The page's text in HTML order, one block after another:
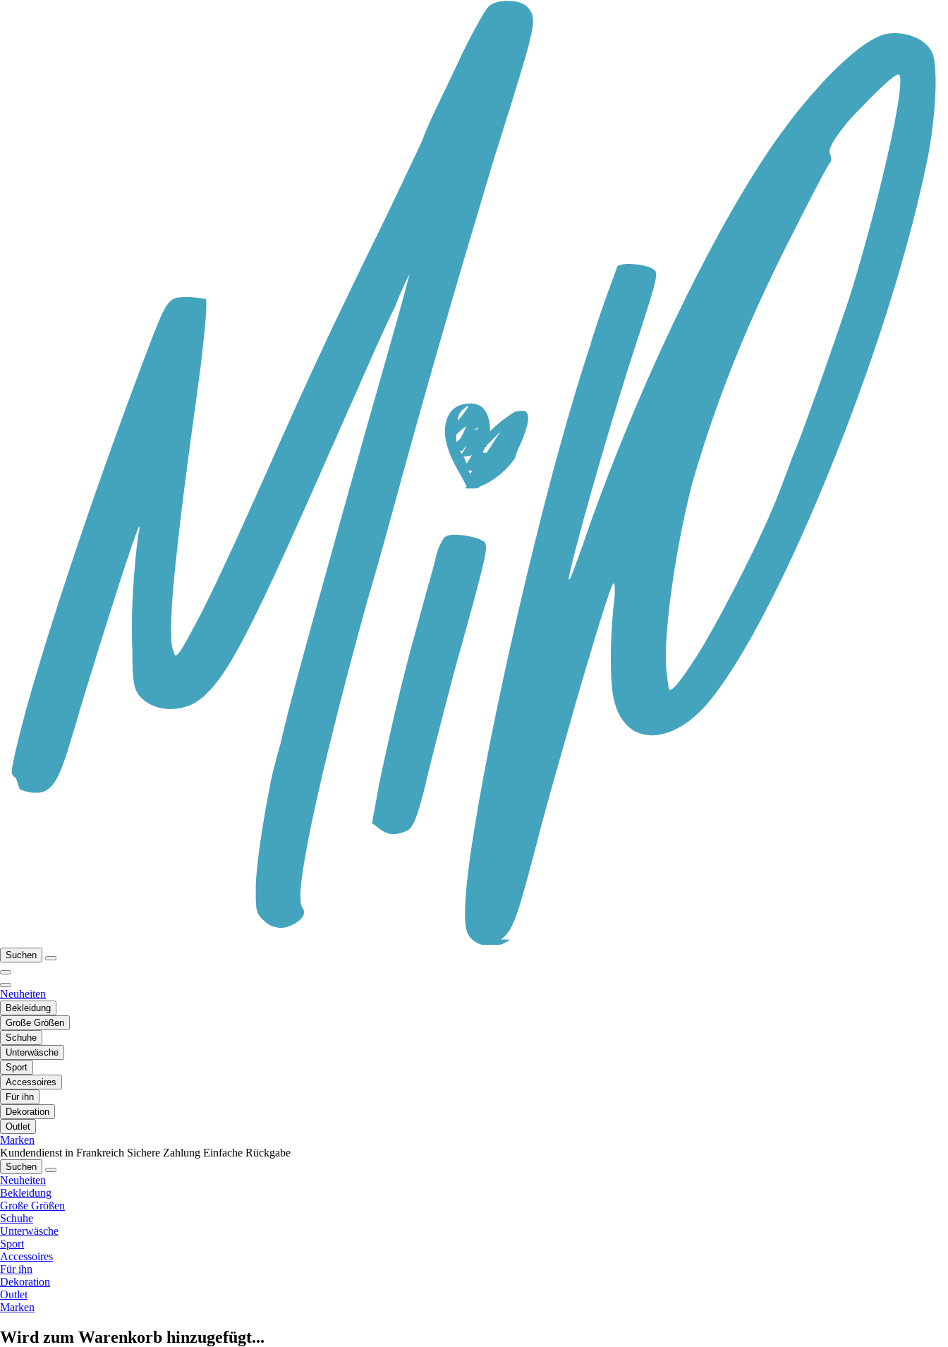
Suchen
Neuheiten
Bekleidung
Große Größen
Schuhe
Unterwäsche
Sport
Accessoires
Für ihn
Dekoration
Outlet
Marken
Kundendienst in Frankreich Sichere Zahlung Einfache Rückgabe
Suchen
Neuheiten
Bekleidung
Große Größen
Schuhe
Unterwäsche
Sport
Accessoires
Für ihn
Dekoration
Outlet
Marken
Wird zum Warenkorb hinzugefügt...